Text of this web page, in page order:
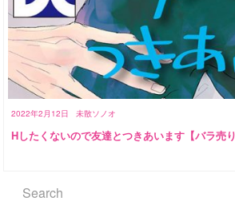
2022年2月12日 未散ソノオ
Hしたくないので友達とつきあいます【バラ売